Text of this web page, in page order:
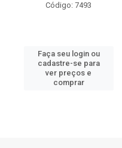
Código: 7493
Faça seu login ou
cadastre-se para
ver preços e
comprar